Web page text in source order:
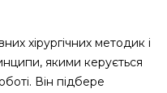
хірургічних методик і
якими керується
Він підбере